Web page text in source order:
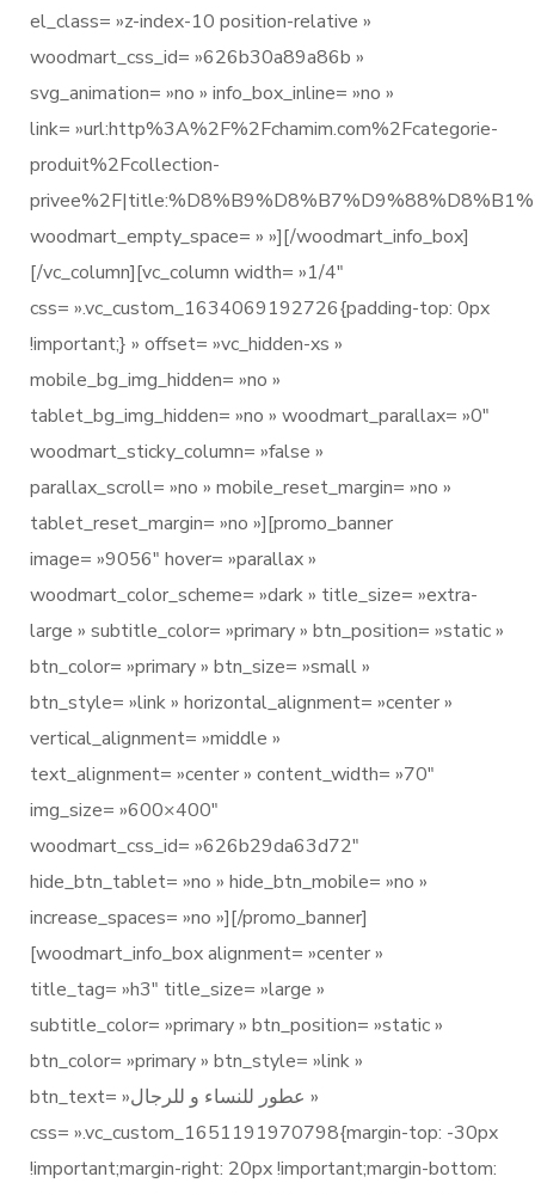
el_class= »z-index-10 position-relative »
woodmart_css_id= »626b30a89a86b »
svg_animation= »no » info_box_inline= »no »
link= »url:http%3A%2F%2Fchamim.com%2Fcategorie-
produit%2Fcollection-
woodmart_empty_space= » »][/woodmart_info_box]
[/vc_column][vc_column width= »1/4″
css= ».vc_custom_1634069192726{padding-top: 0px
!important;} » offset= »vc_hidden-xs »
mobile_bg_img_hidden= »no »
tablet_bg_img_hidden= »no » woodmart_parallax= »0″
woodmart_sticky_column= »false »
parallax_scroll= »no » mobile_reset_margin= »no »
tablet_reset_margin= »no »][promo_banner
image= »9056″ hover= »parallax »
woodmart_color_scheme= »dark » title_size= »extra-
large » subtitle_color= »primary » btn_position= »static »
btn_color= »primary » btn_size= »small »
btn_style= »link » horizontal_alignment= »center »
vertical_alignment= »middle »
text_alignment= »center » content_width= »70″
img_size= »600×400″
woodmart_css_id= »626b29da63d72″
hide_btn_tablet= »no » hide_btn_mobile= »no »
increase_spaces= »no »][/promo_banner]
[woodmart_info_box alignment= »center »
title_tag= »h3″ title_size= »large »
subtitle_color= »primary » btn_position= »static »
btn_color= »primary » btn_style= »link »
btn_text= »عطور للنساء و للرجال »
css= ».vc_custom_1651191970798{margin-top: -30px
!important;margin-right: 20px !important;margin-bottom: